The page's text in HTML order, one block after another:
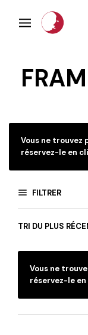
Vous ne trouvez
réservez-le en
FILTRER
Vous ne
réservez-le